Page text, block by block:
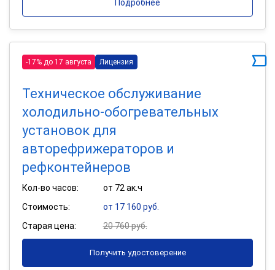
Подробнее
-17% до 17 августа Лицензия
Техническое обслуживание
холодильно-обогревательных
установок для
авторефрижераторов и
рефконтейнеров
Кол-во часов:
от 72 ак.ч
Стоимость:
от 17 160 руб.
Старая цена:
20 760 руб.
Получить удостоверение